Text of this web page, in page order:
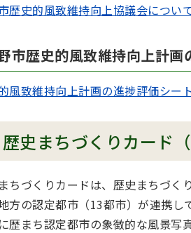
歴史的風致維持向上協議会につい
市歴史的風致維持向上計
風致維持向上計画の進捗評価シー
歴史まちづくりカード
ちづくりカードは、歴史まちづく
方の認定都市（13都市）が連携し
歴まち認定都市の象徴的な風景写